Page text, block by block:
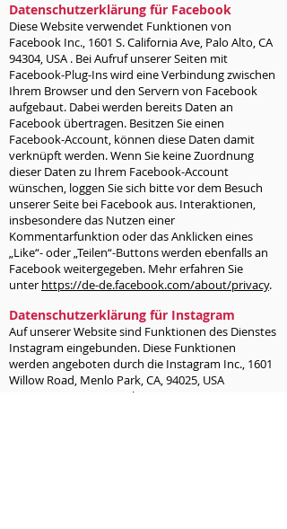
Datenschutzerklärung für Facebook
Diese Website verwendet Funktionen von
Facebook Inc., 1601 S. California Ave, Palo Alto, CA
94304, USA . Bei Aufruf unserer Seiten mit
Facebook-Plug-Ins wird eine Verbindung zwischen
Ihrem Browser und den Servern von Facebook
aufgebaut. Dabei werden bereits Daten an
Facebook übertragen. Besitzen Sie einen
Facebook-Account, können diese Daten damit
verknüpft werden. Wenn Sie keine Zuordnung
dieser Daten zu Ihrem Facebook-Account
wünschen, loggen Sie sich bitte vor dem Besuch
unserer Seite bei Facebook aus. Interaktionen,
insbesondere das Nutzen einer
Kommentarfunktion oder das Anklicken eines
„Like“- oder „Teilen“-Buttons werden ebenfalls an
Facebook weitergegeben. Mehr erfahren Sie
unter https://de-de.facebook.com/about/privacy.
Datenschutzerklärung für Instagram
Auf unserer Website sind Funktionen des Dienstes
Instagram eingebunden. Diese Funktionen
werden angeboten durch die Instagram Inc., 1601
Willow Road, Menlo Park, CA, 94025, USA
integriert. Wenn Sie in Ihrem Instagram-Account